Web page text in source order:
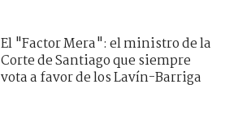
El "Factor Mera": el ministro de la
Corte de Santiago que siempre
vota a favor de los Lavín-Barriga